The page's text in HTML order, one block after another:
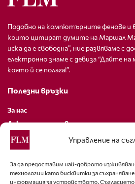
Управление на
За да предоставим най-доброто
технологии като бисквитки за
информация за устройството. Съгласието
Подобно на компютърните фенове и
които цитират думите на Маршал
иска да е свободна”, ние развяваме с
електронно знаме с девиза “Дайте
която й се полага!”.
Полезни връзки
За нас
Декларация за поверителност
Политика за бисквитки
За контакти
editor@fashion-lifestyle.net